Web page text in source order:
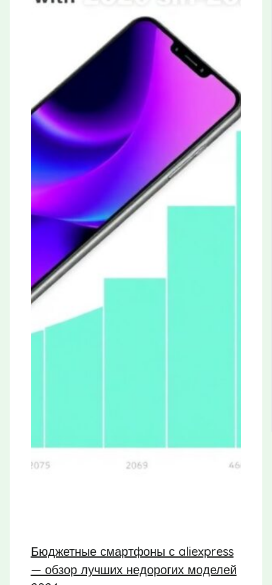
Бюджетные смартфоны с aliexpress
— обзор лучших недорогих моделей